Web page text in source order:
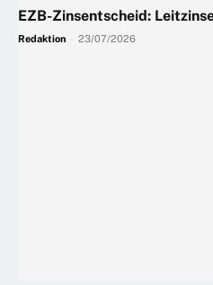
EZB-Zinsentscheid:
Redaktion 23/07/2026